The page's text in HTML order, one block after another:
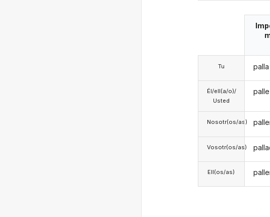
Tu
Él/ell(a/o)/
Usted
Nosotr(os/as)
Vosotr(os/as)
Ell(os/as)
palla
palle